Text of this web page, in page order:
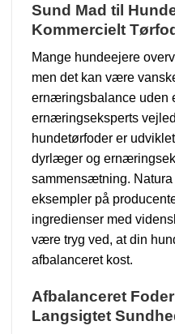
Sund Mad til
Kommercielt
Mange hundeejere
men det kan være
ernæringsbalance uden
ernæringseksperts
hundetørfoder er
dyrlæger og
sammensætning.
eksempler på
ingredienser med
være tryg ved, at din
afbalanceret kost.
Afbalanceret
Langsigtet